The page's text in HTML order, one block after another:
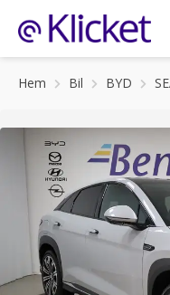
Hem Bil BYD